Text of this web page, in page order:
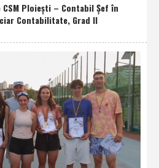
Ploieşti – Contabil Şef în
Contabilitate, Grad II